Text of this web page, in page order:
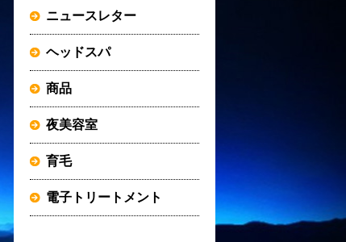
ニュースレター
ヘッドスパ
商品
夜美容室
育毛
電子トリートメント